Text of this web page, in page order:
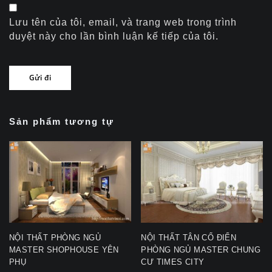
Lưu tên của tôi, email, và trang web trong trình
duyệt này cho lần bình luận kế tiếp của tôi.
Sản phẩm tương tự
NỘI THẤT PHÒNG NGỦ
MASTER SHOPHOUSE YÊN
PHỤ
NỘI THẤT TÂN CỔ ĐIỂN
PHÒNG NGỦ MASTER CHUNG
CƯ TIMES CITY